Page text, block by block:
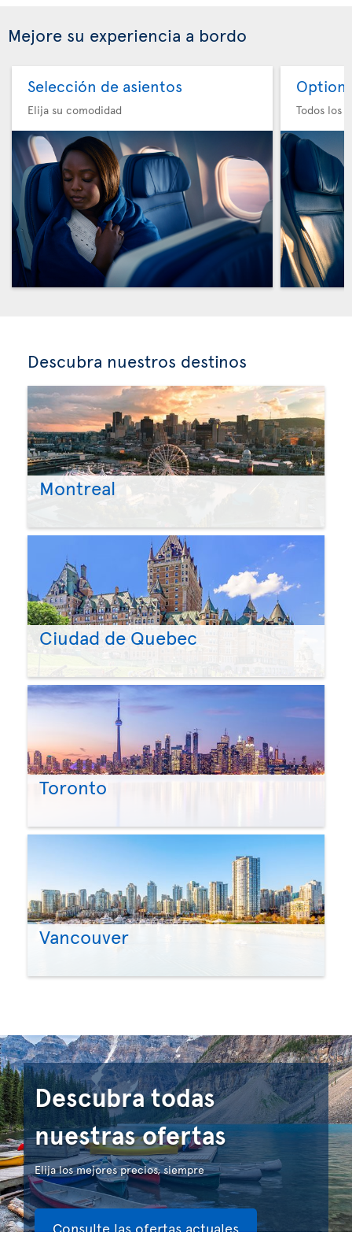
Mejore su experiencia a bordo
Selección de asientos
Elija su comodidad
Option
Todos los
Descubra nuestros destinos
Montreal
Ciudad de Quebec
Toronto
Vancouver
Descubra todas
nuestras ofertas
Elija los mejores precios, siempre
Consulte las ofertas actuales